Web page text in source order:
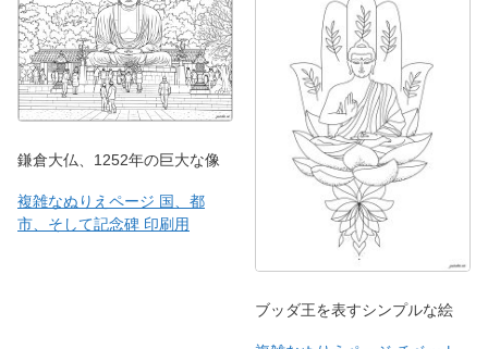
鎌倉大仏、1252年の巨大な像
複雑なぬりえページ 国、都
市、そして記念碑 印刷用
ブッダ王を表すシンプルな絵